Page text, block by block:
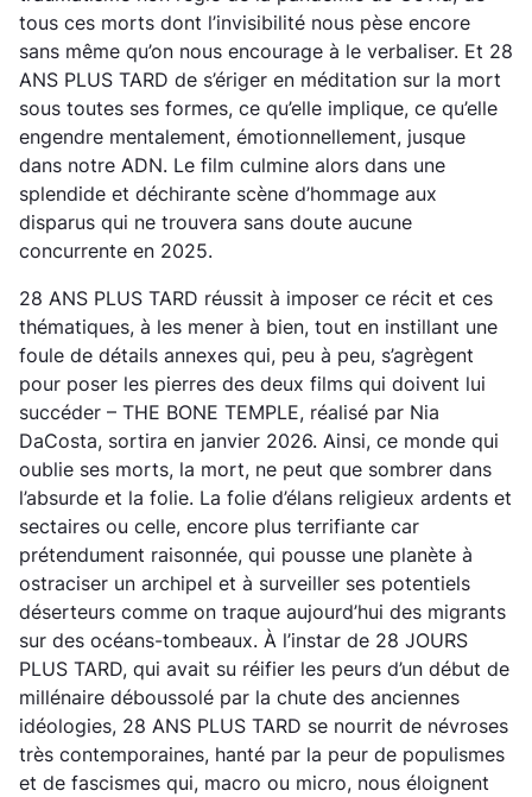
tous ces morts dont l’invisibilité nous pèse encore
sans même qu’on nous encourage à le verbaliser. Et 28
ANS PLUS TARD de s’ériger en méditation sur la mort
sous toutes ses formes, ce qu’elle implique, ce qu’elle
engendre mentalement, émotionnellement, jusque
dans notre ADN. Le film culmine alors dans une
splendide et déchirante scène d’hommage aux
disparus qui ne trouvera sans doute aucune
concurrente en 2025.
28 ANS PLUS TARD réussit à imposer ce récit et ces
thématiques, à les mener à bien, tout en instillant une
foule de détails annexes qui, peu à peu, s’agrègent
pour poser les pierres des deux films qui doivent lui
succéder – THE BONE TEMPLE, réalisé par Nia
DaCosta, sortira en janvier 2026. Ainsi, ce monde qui
oublie ses morts, la mort, ne peut que sombrer dans
l’absurde et la folie. La folie d’élans religieux ardents et
sectaires ou celle, encore plus terrifiante car
prétendument raisonnée, qui pousse une planète à
ostraciser un archipel et à surveiller ses potentiels
déserteurs comme on traque aujourd’hui des migrants
sur des océans-tombeaux. À l’instar de 28 JOURS
PLUS TARD, qui avait su réifier les peurs d’un début de
millénaire déboussolé par la chute des anciennes
idéologies, 28 ANS PLUS TARD se nourrit de névroses
très contemporaines, hanté par la peur de populismes
et de fascismes qui, macro ou micro, nous éloignent